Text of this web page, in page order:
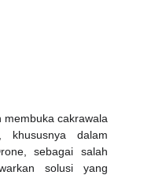
membuka cakrawala
dalam
sebagai salah
solusi yang